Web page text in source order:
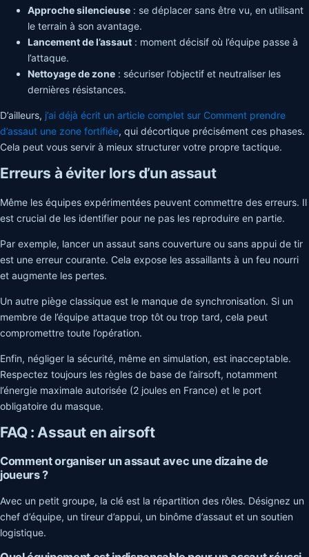
Approche silencieuse : se déplacer sans être vu, en utilisant
le terrain à son avantage.
Lancement de l’assaut : moment décisif où l’équipe passe à
l’attaque.
Nettoyage de zone : sécuriser l’objectif et neutraliser les
dernières résistances.
D’ailleurs, j’ai déjà écrit un article complet sur Comment prendre
d’assaut une zone fortifiée, qui décortique précisément ces phases.
Cela peut vous servir à mieux structurer votre propre tactique.
Erreurs à éviter lors d’un assaut
Même les équipes expérimentées peuvent commettre des erreurs. Il
est crucial de les identifier pour ne pas les reproduire en partie.
Par exemple, lancer un assaut sans couverture ou sans appui de tir
est une erreur courante. Cela expose les assaillants à un feu nourri
et augmente les pertes.
Un autre piège classique est le manque de synchronisation. Si un
membre de l’équipe attaque trop tôt ou trop tard, cela peut
compromettre toute l’opération.
Enfin, négliger la sécurité, même en simulation, est inacceptable.
Respectez toujours les règles de base de l’airsoft, notamment
l’énergie maximale autorisée (2 joules en France) et le port
obligatoire du masque.
FAQ : Assaut en airsoft
Comment organiser un assaut avec une dizaine de
joueurs ?
Avec un petit groupe, la clé est la répartition des rôles. Désignez un
chef d’équipe, un tireur d’appui, un binôme d’assaut et un soutien
logistique.